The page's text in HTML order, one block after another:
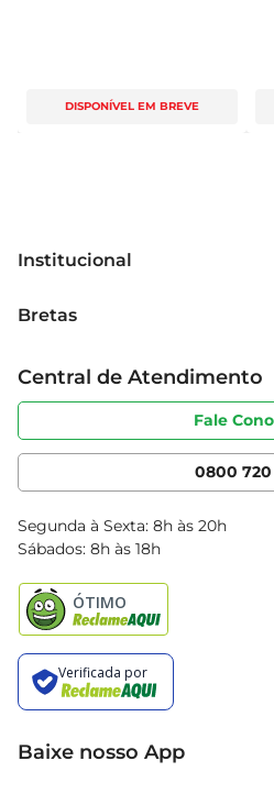
DISPONÍVEL EM BREVE
Institucional
Grupo Cencosud
Sobre privacidade
Portal do fornecedor
Cencosud Media
Bretas
Produtos Bretas
Código de ética
Serviços
Clube Bretas
Blog Bretas
Black Friday
Central de Atendimento
Fale
0800 720
Segunda à Sexta: 8h às 20h
Sábados: 8h às 18h
Baixe nosso App